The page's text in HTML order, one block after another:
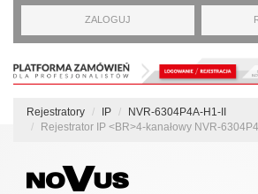
ZALOGUJ
Rejestratory IP
NVR-6304P4A-H1-II
Rejestrator IP <BR>4-kanałowy NVR-